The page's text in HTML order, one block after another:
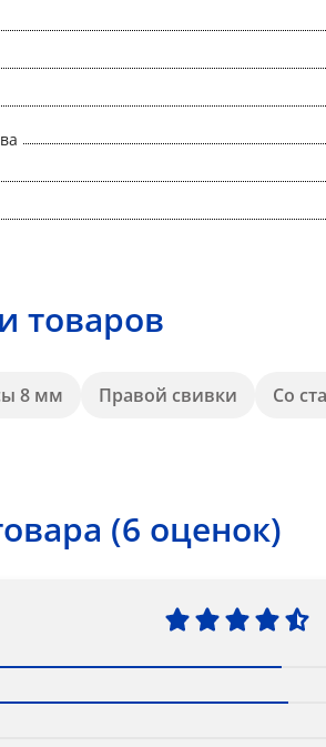
товаров
8 мм Правой свивки Со
(6 оценок)